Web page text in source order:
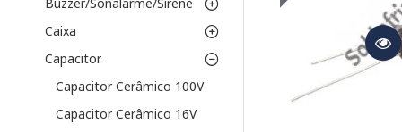
Caixa
Capacitor
Capacitor Cerâmico 100V
Capacitor Cerâmico 16V
Parâmetros-
Capacitância
escolha
Tensão Nominal